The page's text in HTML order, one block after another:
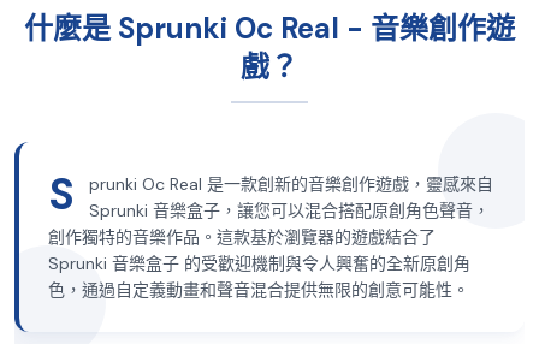
什麼是 Sprunki Oc Real - 音樂創作遊
戲？
S
prunki Oc Real 是一款創新的音樂創作遊戲，靈感來自
Sprunki 音樂盒子，讓您可以混合搭配原創角色聲音，
創作獨特的音樂作品。這款基於瀏覽器的遊戲結合了
Sprunki 音樂盒子 的受歡迎機制與令人興奮的全新原創角
色，通過自定義動畫和聲音混合提供無限的創意可能性。